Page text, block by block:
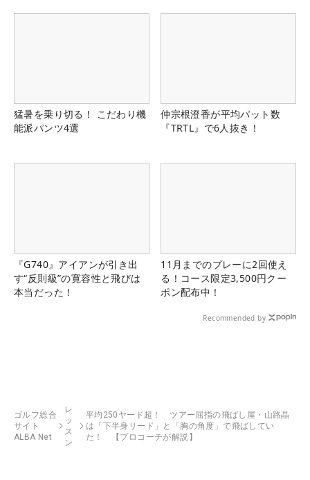
猛暑を乗り切る！ こだわり機
能派パンツ4選
仲宗根澄香が平均パット数
『TRTL』で6人抜き！
『G740』アイアンが引き出
す“反則級”の寛容性と飛びは
本当だった！
11月までのプレーに2回使え
る！コース限定3,500円クー
ポン配布中！
Recommended by
ゴルフ総合
サイト
ALBA Net
レ
ッ
ス
ン
平均250ヤード超！ ツアー屈指の飛ばし屋・山路晶
は「下半身リード」と「胸の角度」で飛ばしてい
た！ 【プロコーチが解説】